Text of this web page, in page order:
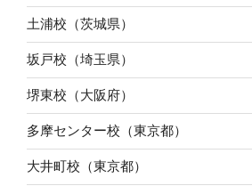
土浦校（茨城県）
坂戸校（埼玉県）
堺東校（大阪府）
多摩センター校（東京都）
大井町校（東京都）